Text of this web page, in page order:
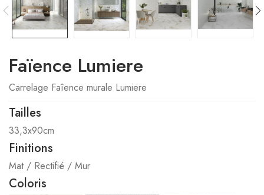
Faïence Lumiere
Carrelage Faîence murale Lumiere
Tailles
33,3x90cm
Finitions
Mat / Rectifié / Mur
Coloris